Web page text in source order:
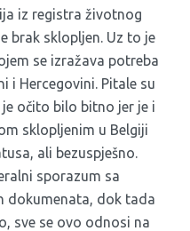
iz registra životnog
brak sklopljen. Uz to je
se izražava potreba
i Hercegovini. Pitale su
očito bilo bitno jer je i
sklopljenim u Belgiji
ali bezuspješno.
sporazum sa
dokumenata, dok tada
sve se ovo odnosi na